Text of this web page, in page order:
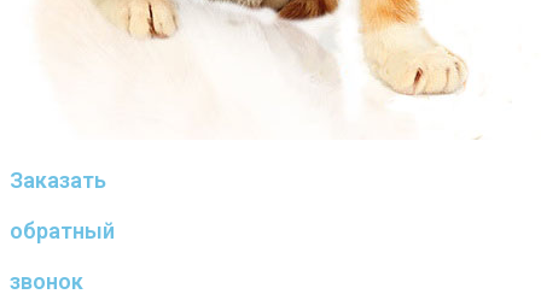
Заказать
обратный
звонок